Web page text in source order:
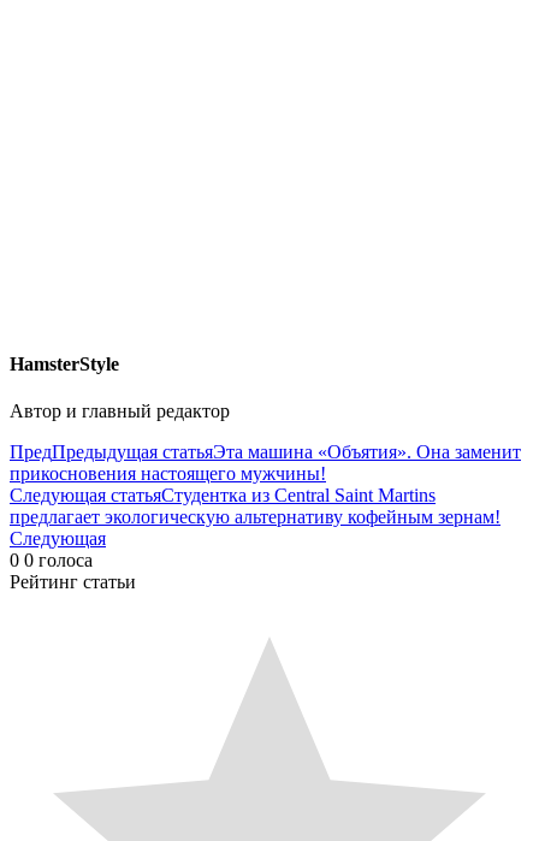
HamsterStyle
Автор и главный редактор
ПредПредыдущая статьяЭта машина «Объятия». Она заменит
прикосновения настоящего мужчины!
Следующая статьяСтудентка из Central Saint Martins
предлагает экологическую альтернативу кофейным зернам!
Следующая
0 0 голоса
Рейтинг статьи